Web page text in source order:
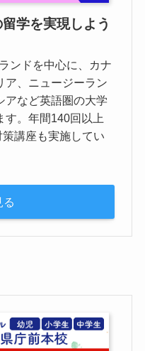
学を実現しよう
ンドを中心に、カナ
ア、ニュージーラン
アなど英語圏の大学
す。年間140回以上
講座も実施してい
る